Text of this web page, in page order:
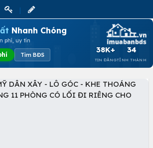
Nhanh Chóng
phí, uy tín
Tìm BĐS
38K+
TIN ĐĂNG
34
TỈNH THÀNH